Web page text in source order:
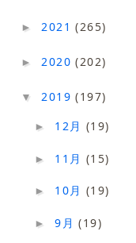
► 2021(265)
► 2020(202)
▼ 2019(197)
► 12月 (19)
► 11月 (15)
► 10月 (19)
►9月(19)